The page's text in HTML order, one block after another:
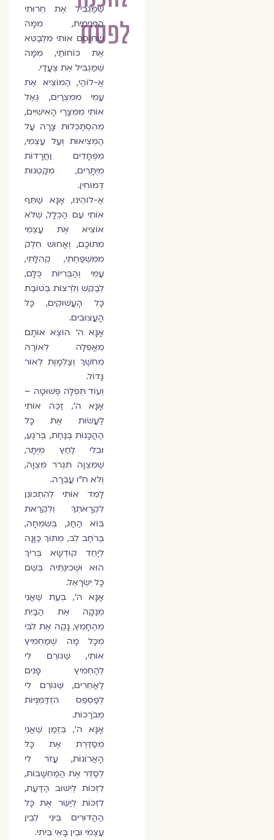
לפסח
שֶׁמַּגְבִּיל אֶת חֵרוּתִי
הַפְּנִימִית, מִמָּה
שֶׁחוֹסֵם אוֹתִי מִלְּבַטֵּא
אֶת כּוֹחוֹתַי, מִמָּה
שֶׁמַּגְבִּיל אֶת צְעָדַי.
אֱ-לוֹהַי, הַמּוֹצִיא אֶת
עַמִּי מִמִּצְרַיִם, גְּאַל
אוֹתִי מִמְּצָרַי הָאִישִׁיִּים,
מֵהִסְתַּכְּלוּת צָרָה עַל
הַמְּצִיאוּת וְעַל עַצְמִי,
מִפְּחָדִים וַחֲרָדוֹת
מְיֻתָּרִים, מִקַּטְנוּת
דְמוֹחִין.
אֱ-לוֹהֵינוּ, אָנָּא שַׁתֵּף
אוֹתִי עִם הַכְּלָל, שֶׁלֹּא
אוֹצִיא אֶת עַצְמִי
מִתּוֹכָם, וְאָחוּשׁ חֵלֶק
מִמִּשְׁפַּחְתִּי, קְהִלָּתִי,
עַמִּי וְהַבְּרִיּוֹת כֻּלָּם,
לְבַקֵּשׁ וְלִרְצוֹת בְּטוֹבַת
כָּל הָעֲשׁוּקִים, כָּל
הָעֲצוּבִים.
אָנָּא ה' הוֹצֵא אוֹתָם
מֵאֲפֵלָה לְאוֹרָהּ
מֵחֹשֶׁךְ וְצַלְמָוֶת לְאוֹר
גָּדוֹל.
וְעוֹד תְּפִלָּה פְּשׁוּטָה –
אָנָּא ה', זַכֶּה אוֹתִי
לַעֲשׂוֹת אֶת כָּל
הַהֲכָנוֹת בְּנַחַת, בְּרֹגַע,
וּבְלִי לַחַץ מְיֻתָּר,
שֶׁמִּצְוָה תִּגְרֹר מִצְוָה,
וְלֹא ח"ו עֲבֵרָה.
לָמֵד אוֹתִי לְהִתְכּוֹנֵן
לִקְרָאתְךָ וְלִקְרַאת
בּוֹא הַחַג, בְּשִׂמְחָה,
בְּרֹחַב לֵב, מִתּוֹךְ כַּוָּנָה
לְיַחֵד קוּדְשָׁא בְּרִיךְ
הוּא וּשְׁכִינְתֵּיהּ בְּשֵׁם
כָּל יִשְׂרָאֵל.
אָנָּא ה', בְּעֵת שֶׁאֲנִי
מְנַקָּה אֶת הַבַּיִת
מֵהֶחָמֵץ, נָקֶה אֶת לִבִּי
מִכָּל מָה שֶׁמַּחְמִיץ
אוֹתִי, שֶׁגּוֹרֵם לִי
לְהַחְמִיץ פָּנִים
לַאֲחֵרִים, שֶׁגּוֹרֵם לִי
לְפַסְפֵס הִזְדַּמְּנֻיּוֹת
מְבֹרָכוֹת.
אָנָּא ה', בִּזְמַן שֶׁאֲנִי
מְסַדֶּרֶת אֶת כָּל
הָאֲרוֹנוֹת, עֲזֹר לִי
לְסַדֵּר אֶת הַמַּחְשָׁבוֹת,
לִזְכּוֹת לְיִשּׁוּב הַדַּעַת,
לִזְכּוֹת לְיַשֵּׁר אֶת כָּל
הַהֲדוּרִים בֵּינִי לְבֵין
עַצְמִי וּבֵין בָּאֵי בֵּיתִי.